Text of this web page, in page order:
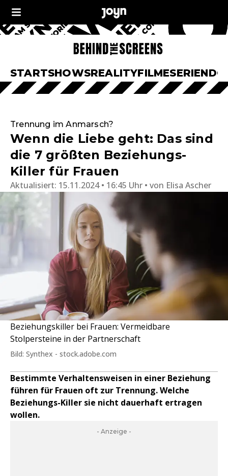
STARTSHOWSREALITYFILMESERIEN
Trennung im Anmarsch?
Wenn die Liebe geht: Das sind
die 7 größten Beziehungs-
Killer für Frauen
Aktualisiert: 15.11.2024 • 16:45 Uhr von Elisa Ascher
Beziehungskiller bei Frauen: Vermeidbare
Stolpersteine in der Partnerschaft
Bild: Synthex - stock.adobe.com
Bestimmte Verhaltensweisen in einer Beziehung
führen für Frauen oft zur Trennung. Welche
Beziehungs-Killer sie nicht dauerhaft ertragen
wollen.
- Anzeige -